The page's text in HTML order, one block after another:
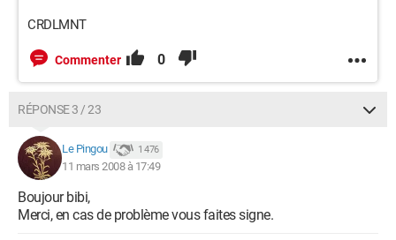
CRDLMNT
Commenter 0
RÉPONSE 3 / 23
Le Pingou 1 476
11 mars 2008 à 17:49
Boujour bibi,
Merci, en cas de problème vous faites signe.